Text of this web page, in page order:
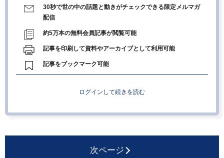
30秒で世の中の話題と動きがチェックできる限定メルマガ
配信
約5万本の無料会員記事が閲覧可能
記事を印刷して資料やアーカイブとして利用可能
記事をブックマーク可能
ログインして続きを読む
次ページ